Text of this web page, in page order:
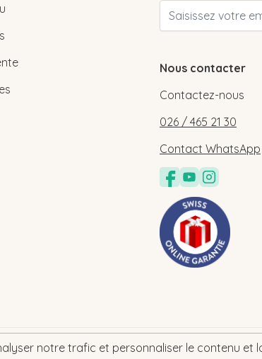
notre trafic et personnaliser le contenu et
Adresse email
Nous contacter
Contactez-nous
026 / 465 21 30
Contact WhatsApp